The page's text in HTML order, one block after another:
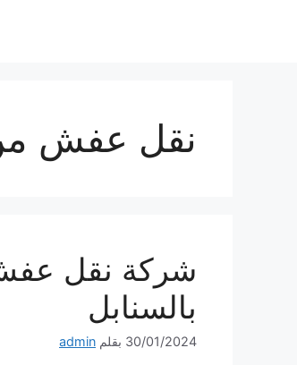
نقل عفش
شركة نقل
بالسنابل
30/01/2024 بقلم admin